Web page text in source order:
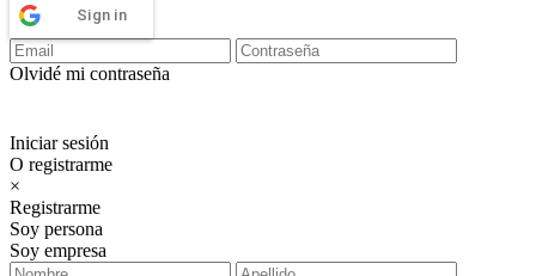
Sign in
Olvidé mi contraseña
Iniciar sesión
O registrarme
×
Registrarme
Soy persona
Soy empresa